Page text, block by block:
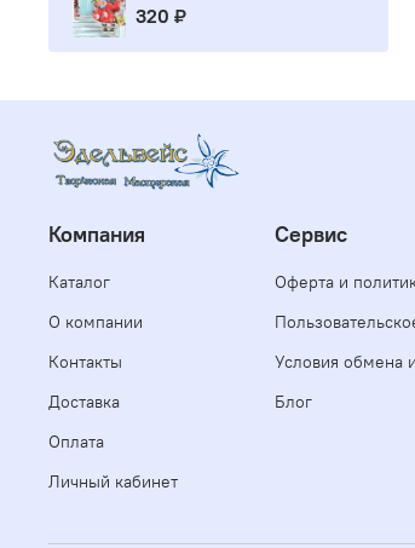
320 ₽
Компания
Каталог
О компании
Контакты
Доставка
Оплата
Личный кабинет
Сервис
Оферта и
Условия обмена
Блог